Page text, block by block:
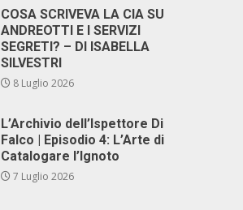
COSA SCRIVEVA LA CIA SU
ANDREOTTI E I SERVIZI
SEGRETI? – DI ISABELLA
SILVESTRI
8 Luglio 2026
L’Archivio dell’Ispettore Di
Falco | Episodio 4: L’Arte di
Catalogare l’Ignoto
7 Luglio 2026